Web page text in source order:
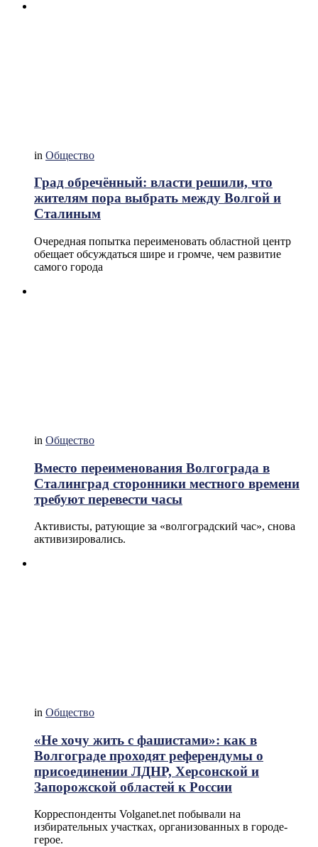
in Общество
Град обречённый: власти решили, что
жителям пора выбрать между Волгой и
Сталиным
Очередная попытка переименовать областной центр
обещает обсуждаться шире и громче, чем развитие
самого города
in Общество
Вместо переименования Волгограда в
Сталинград сторонники местного времени
требуют перевести часы
Активисты, ратующие за «волгоградский час», снова
активизировались.
in Общество
«Не хочу жить с фашистами»: как в
Волгограде проходят референдумы о
присоединении ЛДНР, Херсонской и
Запорожской областей к России
Корреспонденты Volganet.net побывали на
избирательных участках, организованных в городе-
герое.